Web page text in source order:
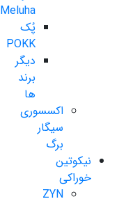
Meluha
پُک
POKK
دیگر
برند
ها
اکسسوری
سیگار
برگ
نیکوتین
خوراکی
ZYN